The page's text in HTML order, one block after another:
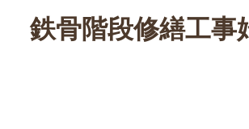
鉄骨階段修繕工事